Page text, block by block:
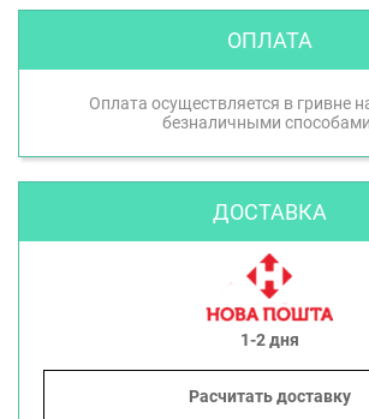
ОПЛАТА
Оплата осуществляется в гривне
безналичными
ДОСТАВКА
1-2 дня
Расчитать доставку